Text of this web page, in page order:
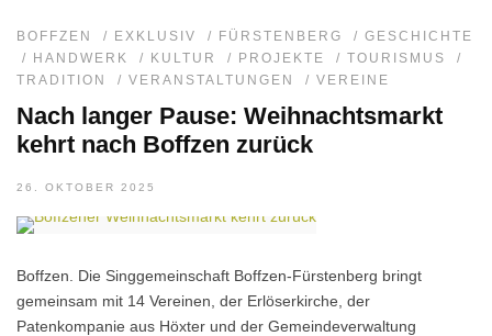
BOFFZEN / EXKLUSIV / FÜRSTENBERG / GESCHICHTE
/
HANDWERK / KULTUR / PROJEKTE / TOURISMUS
/
TRADITION
/ VERANSTALTUNGEN / VEREINE
Nach langer Pause: Weihnachtsmarkt
kehrt nach Boffzen zurück
26. OKTOBER 2025
Boffzen. Die Singgemeinschaft Boffzen-Fürstenberg bringt
gemeinsam mit 14 Vereinen, der Erlöserkirche, der
Patenkompanie aus Höxter und der Gemeindeverwaltung